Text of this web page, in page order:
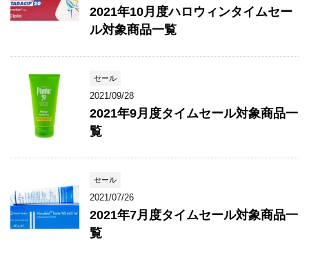
2021年10月度ハロウィンタイムセー
ル対象商品一覧
セール
2021/09/28
2021年9月度タイムセール対象商品一
覧
セール
2021/07/26
2021年7月度タイムセール対象商品一
覧